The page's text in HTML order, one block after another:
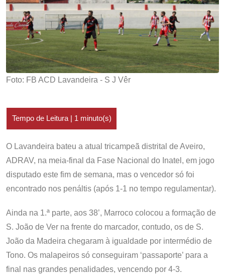
Foto: FB ACD Lavandeira - S J Vêr
O Lavandeira bateu a atual tricampeã distrital de Aveiro,
ADRAV, na meia-final da Fase Nacional do Inatel, em jogo
disputado este fim de semana, mas o vencedor só foi
encontrado nos penáltis (após 1-1 no tempo regulamentar).
Ainda na 1.ª parte, aos 38’, Marroco colocou a formação de
S. João de Ver na frente do marcador, contudo, os de S.
João da Madeira chegaram à igualdade por intermédio de
Tono. Os malapeiros só conseguiram ‘passaporte’ para a
final nas grandes penalidades, vencendo por 4-3.